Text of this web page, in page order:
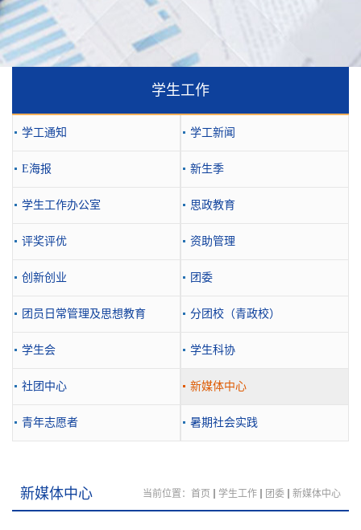
学生工作
学工通知 学工新闻
E海报 新生季
学生工作办公室 思政教育
评奖评优 资助管理
创新创业 团委
团员日常管理及思想教育 分团校（青政校）
学生会 学生科协
社团中心 新媒体中心
青年志愿者 暑期社会实践
新媒体中心 当前位置： 首页 学生工作 团委 新媒体中心